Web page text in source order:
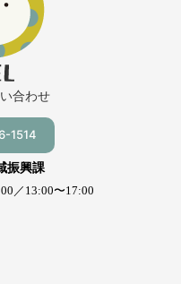
合わせ
1514
振興課
／13:00〜17:00